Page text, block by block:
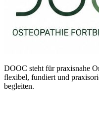
DOOC steht für praxisnahe
flexibel, fundiert und
begleiten.